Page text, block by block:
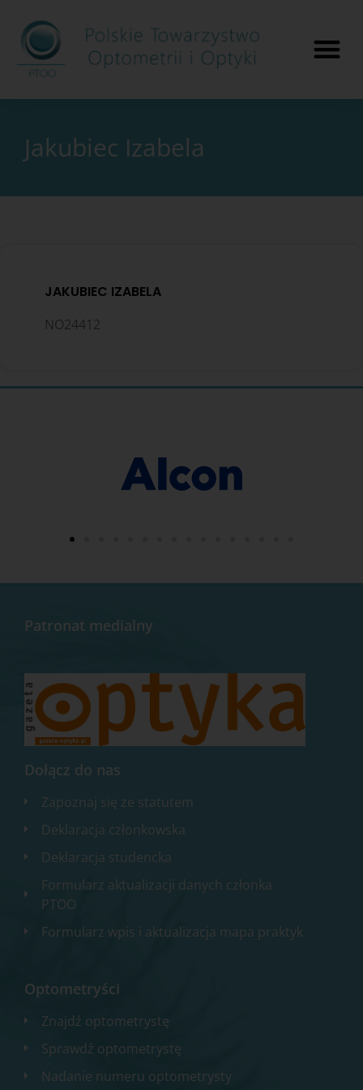
Jakubiec Izabela
JAKUBIEC IZABELA
NO24412
Patronat medialny
Dołącz do nas
Zapoznaj się ze statutem
Deklaracja członkowska
Deklaracja studencka
Formularz aktualizacji danych członka
PTOO
Formularz wpis i aktualizacja mapa praktyk
Optometryści
Znajdź optometrystę
Sprawdź optometrystę
Nadanie numeru optometrysty